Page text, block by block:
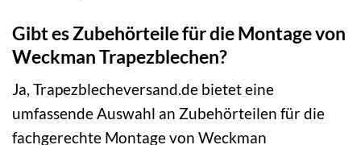
Gibt es Zubehörteile für die Montage von
Weckman Trapezblechen?
Ja, Trapezblecheversand.de bietet eine
umfassende Auswahl an Zubehörteilen für die
fachgerechte Montage von Weckman